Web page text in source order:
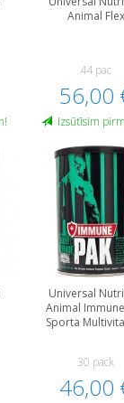
Animal Flex
44 pac
56,00
Izsūtīsim
Universal
Animal
Sporta
30 pack
46,00